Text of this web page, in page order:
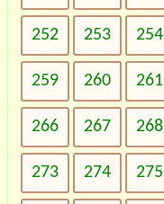
252 253 254
259 260 261
266 267 268
273 274 275